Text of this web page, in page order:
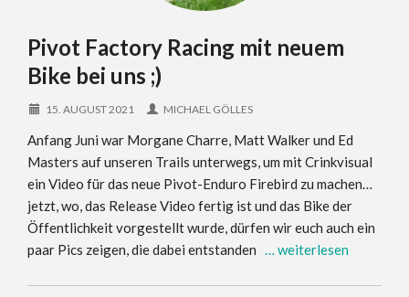
Pivot Factory Racing mit neuem
Bike bei uns ;)
15. AUGUST 2021 MICHAEL GÖLLES
Anfang Juni war Morgane Charre, Matt Walker und Ed
Masters auf unseren Trails unterwegs, um mit Crinkvisual
ein Video für das neue Pivot-Enduro Firebird zu machen…
jetzt, wo, das Release Video fertig ist und das Bike der
Öffentlichkeit vorgestellt wurde, dürfen wir euch auch ein
paar Pics zeigen, die dabei entstanden … weiterlesen